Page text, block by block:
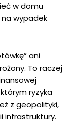
w domu
wypadek
ani
To raczej
ryzyka
z geopolityki,
infrastruktury.